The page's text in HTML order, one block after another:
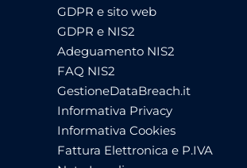
GDPR e sito web
GDPR e NIS2
Adeguamento NIS2
FAQ NIS2
GestioneDataBreach.it
Informativa Privacy
Informativa Cookies
Fattura Elettronica e P.IVA